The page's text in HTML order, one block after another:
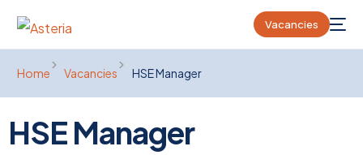
Vacancies
Home Vacancies HSE Manager
HSE Manager